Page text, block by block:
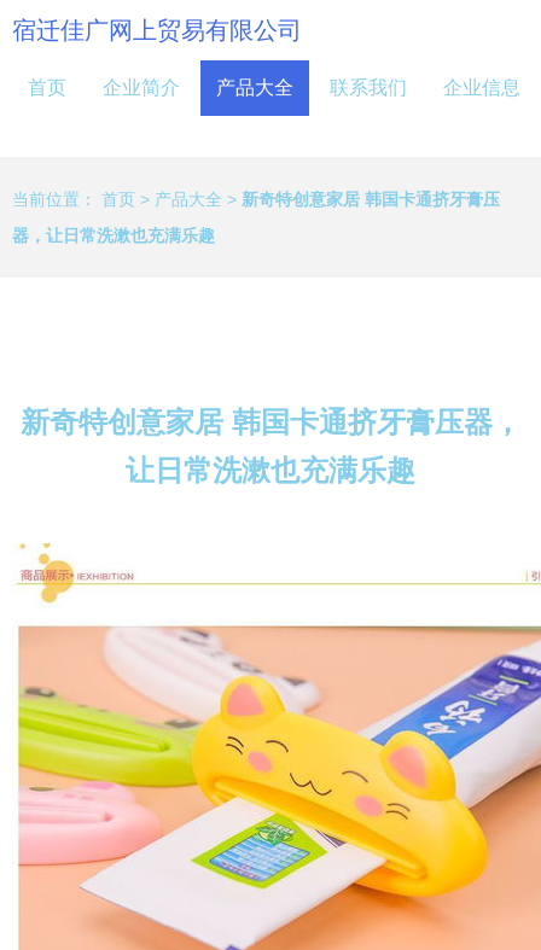
宿迁佳广网上贸易有限公司
首页 企业简介 产品大全 联系我们 企业信息
当前位置： 首页 > 产品大全 > 新奇特创意家居 韩国卡通挤牙膏压
器，让日常洗漱也充满乐趣
新奇特创意家居 韩国卡通挤牙膏压器，
让日常洗漱也充满乐趣